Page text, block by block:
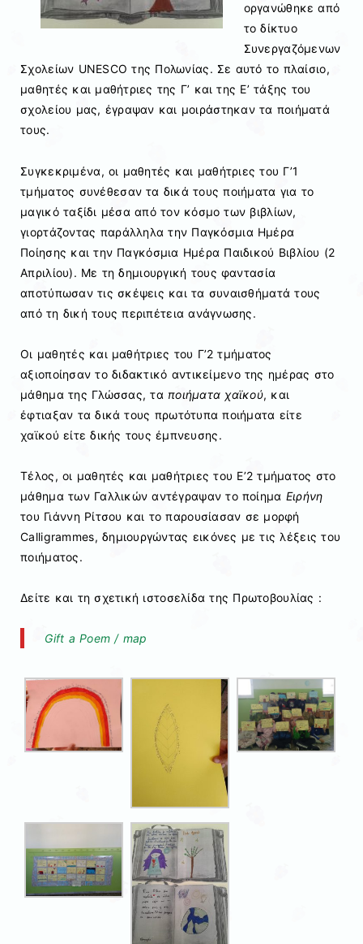
οργανώθηκε από
το δίκτυο
Συνεργαζόμενων
Σχολείων UNESCO της Πολωνίας. Σε αυτό το πλαίσιο,
μαθητές και μαθήτριες της Γ’ και της Ε’ τάξης του
σχολείου μας, έγραψαν και μοιράστηκαν τα ποιήματά
τους.
Συγκεκριμένα, οι μαθητές και μαθήτριες του Γ’1
τμήματος συνέθεσαν τα δικά τους ποιήματα για το
μαγικό ταξίδι μέσα από τον κόσμο των βιβλίων,
γιορτάζοντας παράλληλα την Παγκόσμια Ημέρα
Ποίησης και την Παγκόσμια Ημέρα Παιδικού Βιβλίου (2
Απριλίου). Με τη δημιουργική τους φαντασία
αποτύπωσαν τις σκέψεις και τα συναισθήματά τους
από τη δική τους περιπέτεια ανάγνωσης.
Οι μαθητές και μαθήτριες του Γ’2 τμήματος
αξιοποίησαν το διδακτικό αντικείμενο της ημέρας στο
μάθημα της Γλώσσας, τα ποιήματα χαϊκού, και
έφτιαξαν τα δικά τους πρωτότυπα ποιήματα είτε
χαϊκού είτε δικής τους έμπνευσης.
Τέλος, οι μαθητές και μαθήτριες του Ε’2 τμήματος στο
μάθημα των Γαλλικών αντέγραψαν το ποίημα Ειρήνη
του Γιάννη Ρίτσου και το παρουσίασαν σε μορφή
Calligrammes, δημιουργώντας εικόνες με τις λέξεις του
ποιήματος.
Δείτε και τη σχετική ιστοσελίδα της Πρωτοβουλίας :
Gift a Poem / map